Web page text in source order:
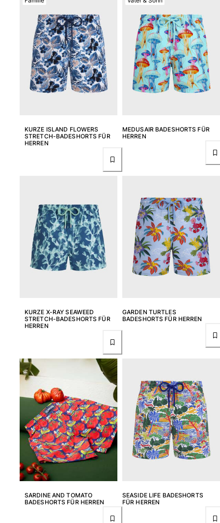
KURZE ISLAND FLOWERS
STRETCH-BADESHORTS FÜR
HERREN
MEDUSAIR BADESHORTS FÜR
HERREN
KURZE X-RAY SEAWEED
STRETCH-BADESHORTS FÜR
HERREN
GARDEN TURTLES
BADESHORTS FÜR HERREN
SARDINE AND TOMATO
BADESHORTS FÜR HERREN
SEASIDE LIFE BADESHORTS
FÜR HERREN